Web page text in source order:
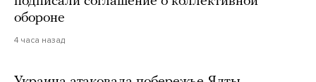
обороне
4 часа назад